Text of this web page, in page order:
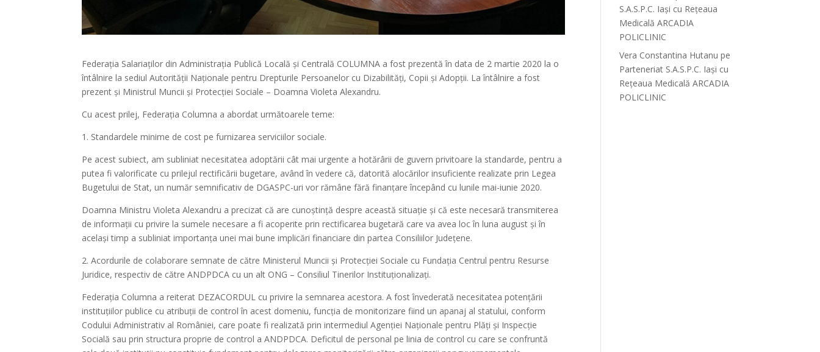
Federația Salariaților din Administrația Publică Locală și Centrală COLUMNA a fost prezentă în data de 2 martie 2020 la o
întâlnire la sediul Autorității Naționale pentru Drepturile Persoanelor cu Dizabilități, Copii și Adopții. La întâlnire a fost
prezent și Ministrul Muncii și Protecției Sociale – Doamna Violeta Alexandru.
Cu acest prilej, Federația Columna a abordat următoarele teme:
1. Standardele minime de cost pe furnizarea serviciilor sociale.
Pe acest subiect, am subliniat necesitatea adoptării cât mai urgente a hotărârii de guvern privitoare la standarde, pentru a
putea fi valorificate cu prilejul rectificării bugetare, având în vedere că, datorită alocărilor insuficiente realizate prin Legea
Bugetului de Stat, un număr semnificativ de DGASPC-uri vor rămâne fără finanțare începând cu lunile mai-iunie 2020.
Doamna Ministru Violeta Alexandru a precizat că are cunoștință despre această situație și că este necesară transmiterea
de informații cu privire la sumele necesare a fi acoperite prin rectificarea bugetară care va avea loc în luna august și în
același timp a subliniat importanța unei mai bune implicări financiare din partea Consiliilor Județene.
2. Acordurile de colaborare semnate de către Ministerul Muncii și Protecției Sociale cu Fundația Centrul pentru Resurse
Juridice, respectiv de către ANDPDCA cu un alt ONG – Consiliul Tinerilor Instituționalizați.
Federația Columna a reiterat DEZACORDUL cu privire la semnarea acestora. A fost învederată necesitatea potențării
instituțiilor publice cu atribuții de control în acest domeniu, funcția de monitorizare fiind un apanaj al statului, conform
Codului Administrativ al României, care poate fi realizată prin intermediul Agenției Naționale pentru Plăți și Inspecție
Socială sau prin structura proprie de control a ANDPDCA. Deficitul de personal pe linia de control cu care se confruntă
S.A.S.P.C. Iași cu Rețeaua
Medicală ARCADIA
POLICLINIC
Vera Constantina Hutanu pe
Parteneriat S.A.S.P.C. Iași cu
Rețeaua Medicală ARCADIA
POLICLINIC